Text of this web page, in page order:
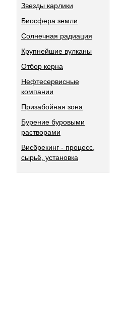
Звезды карлики
Биосфера земли
Солнечная радиация
Крупнейшие вулканы
Отбор керна
Нефтесервисные
компании
Призабойная зона
Бурение буровыми
растворами
Висбрекинг - процесс,
сырьё, установка